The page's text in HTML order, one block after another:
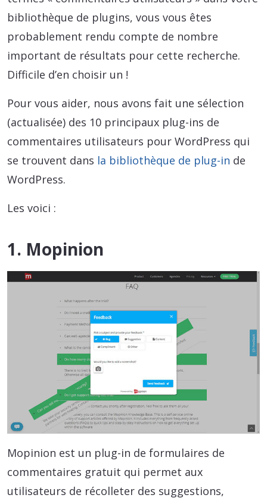
bibliothèque de plugins, vous vous êtes
probablement rendu compte de nombre
important de résultats pour cette recherche.
Difficile d’en choisir un !
Pour vous aider, nous avons fait une sélection
(actualisée) des 10 principaux plug-ins de
commentaires utilisateurs pour WordPress qui
se trouvent dans la bibliothèque de plug-in de
WordPress.
Les voici :
1. Mopinion
Mopinion est un plug-in de formulaires de
commentaires gratuit qui permet aux
utilisateurs de récolleter des suggestions,